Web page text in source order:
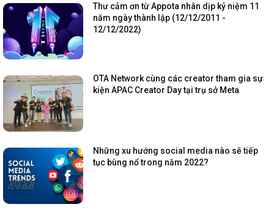
Thư cảm ơn từ Appota nhân dịp kỷ niệm 11
năm ngày thành lập (12/12/2011 -
12/12/2022)
OTA Network cùng các creator tham gia sự
kiện APAC Creator Day tại trụ sở Meta
Những xu hướng social media nào sẽ tiếp
tục bùng nổ trong năm 2022?